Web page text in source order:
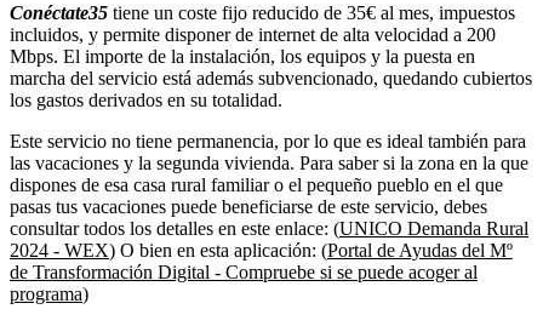
Conéctate35 tiene un coste fijo reducido de 35€ al mes, impuestos
incluidos, y permite disponer de internet de alta velocidad a 200
Mbps. El importe de la instalación, los equipos y la puesta en
marcha del servicio está además subvencionado, quedando cubiertos
los gastos derivados en su totalidad.
Este servicio no tiene permanencia, por lo que es ideal también para
las vacaciones y la segunda vivienda. Para saber si la zona en la que
dispones de esa casa rural familiar o el pequeño pueblo en el que
pasas tus vacaciones puede beneficiarse de este servicio, debes
consultar todos los detalles en este enlace: (UNICO Demanda Rural
2024 - WEX) O bien en esta aplicación: (Portal de Ayudas del Mº
de Transformación Digital - Compruebe si se puede acoger al
programa)